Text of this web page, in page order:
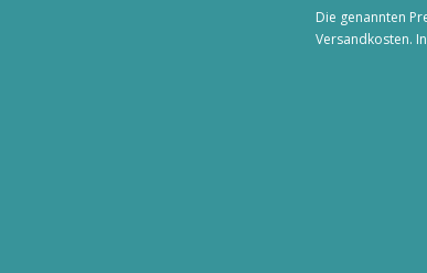
Die genannten
Versandkosten.